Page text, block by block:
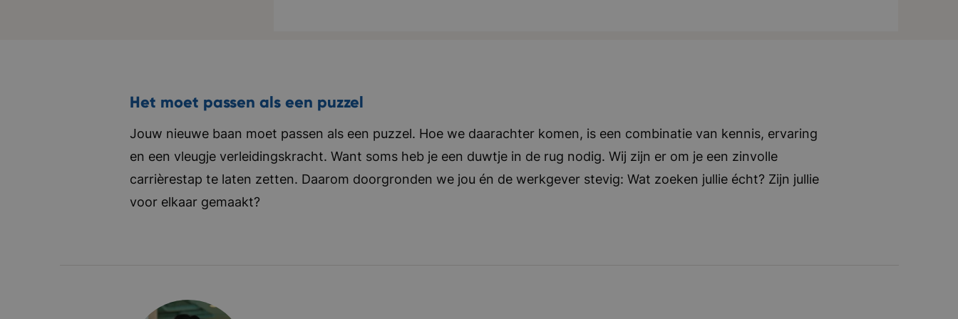
Het moet passen als een puzzel
Jouw nieuwe baan moet passen als een puzzel. Hoe we daarachter komen, is een combinatie van kennis, ervaring
en een vleugje verleidingskracht. Want soms heb je een duwtje in de rug nodig. Wij zijn er om je een zinvolle
carrièrestap te laten zetten. Daarom doorgronden we jou én de werkgever stevig: Wat zoeken jullie écht? Zijn jullie
voor elkaar gemaakt?